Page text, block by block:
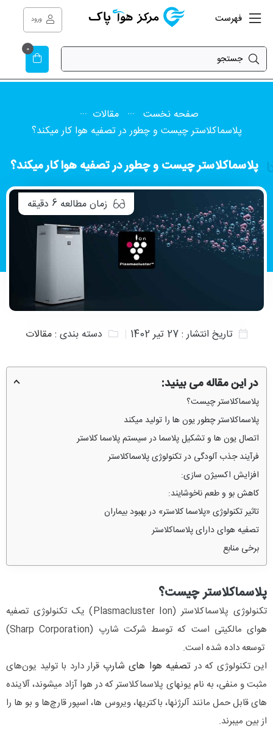
فهرست ورود
0
صفحه نخست
مقالات
پلاسماکلاستر چیست و چطور در تصفیه هوا کار میکند؟
پلاسماکلاستر چیست و چطور در تصفیه هوا کار میکند؟
زمان مطالعه 6 دقیقه
تاریخ انتشار :27 تیر 1402 دسته بندی :مقالات
در این مقاله می بینید:
پلاسماکلاستر چیست؟
پلاسماکلاستر چطور یون ها را تولید میکند
اتصال یون ها و تشکیل پلاسما در سیستم پلاسما کلاستر
فرآیند جذب آلودگی در تکنولوژی پلاسماکلاستر
افزایش اکسیژن سازی:
کاهش بو و طعم ناخوشایند:
تاثیر تکنولوژی «پلاسما کلاستر» در بهبود بیماران
تصفیه هوای دارای پلاسماکلاستر
برخی منابع
پلاسماکلاستر چیست؟
تکنولوژی پلاسماکلاستر (Plasmacluster Ion) یک تکنولوژی تصفیه
هوای مالکیتی است که توسط شرکت شارپ (Sharp Corporation)
توسعه داده شده است.
این تکنولوژی که در تصفیه هوا های شارپ قرار دارد با تولید یون‌های
مثبت و منفی، به نام یونهای پلاسماکلاستر که در هوا آزاد میشوند، آلاینده
های قابل حمل مانند آلرژنها، باکتریها، ویروس‌ ها، اسپور قارچ‌ها و بو ها را
از بین میبرند.